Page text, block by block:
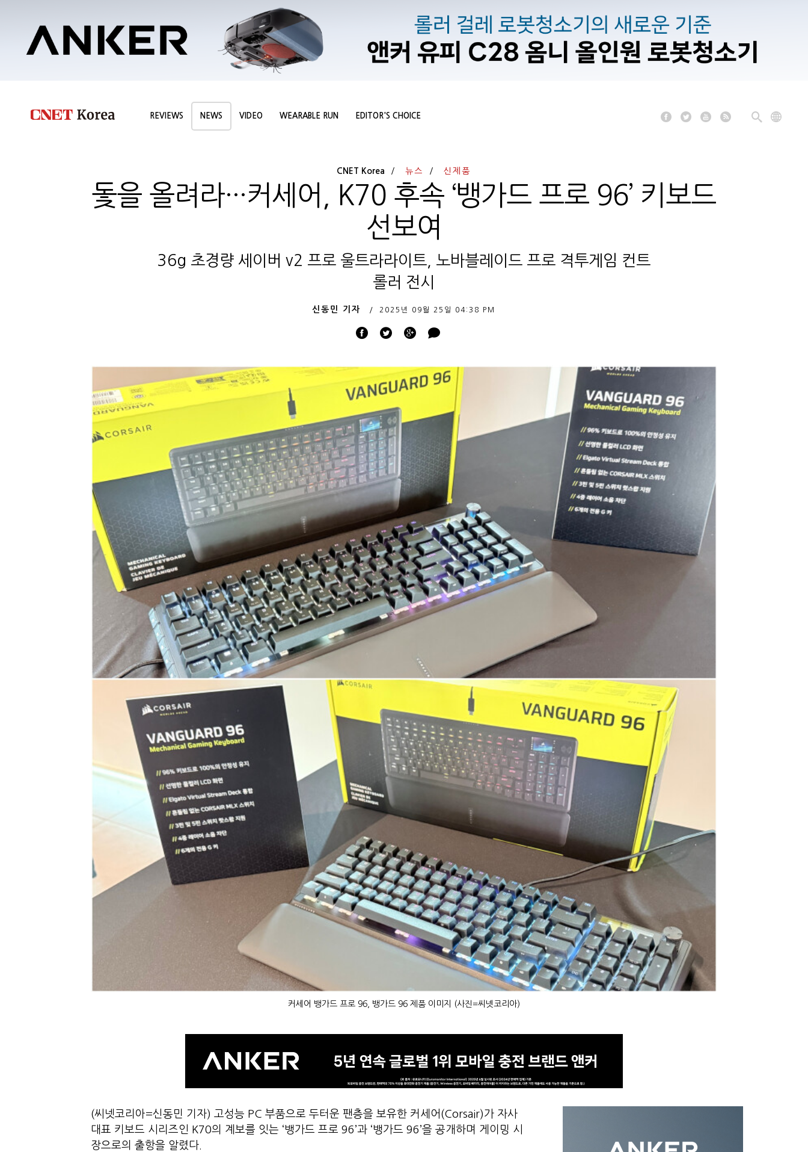
REVIEWS NEWS VIDEO WEARABLE RUN EDITOR'S CHOICE
CNET Korea 뉴스 신제품
돛을 올려라···커세어, K70 후속 ‘뱅가드 프로 96’ 키보드
선보여
36g 초경량 세이버 v2 프로 울트라라이트, 노바블레이드 프로 격투게임 컨트
롤러 전시
신동민 기자 2025년 09월 25일 04:38 PM
커세어 뱅가드 프로 96, 뱅가드 96 제품 이미지 (사진=씨넷코리아)
(씨넷코리아=신동민 기자) 고성능 PC 부품으로 두터운 팬층을 보유한 커세어(Corsair)가 자사
대표 키보드 시리즈인 K70의 계보를 잇는 ‘뱅가드 프로 96’과 ‘뱅가드 96’을 공개하며 게이밍 시
장으로의 출항을 알렸다.